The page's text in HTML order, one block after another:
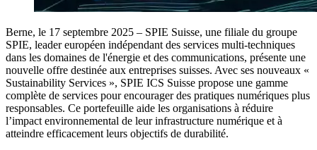
Berne, le 17 septembre 2025 – SPIE Suisse, une filiale du groupe
SPIE, leader européen indépendant des services multi-techniques
dans les domaines de l'énergie et des communications, présente une
nouvelle offre destinée aux entreprises suisses. Avec ses nouveaux «
Sustainability Services », SPIE ICS Suisse propose une gamme
complète de services pour encourager des pratiques numériques plus
responsables. Ce portefeuille aide les organisations à réduire
l’impact environnemental de leur infrastructure numérique et à
atteindre efficacement leurs objectifs de durabilité.